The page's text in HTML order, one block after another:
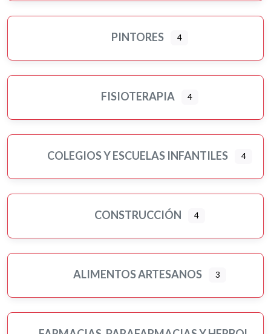
PINTORES 4
FISIOTERAPIA 4
COLEGIOS Y ESCUELAS INFANTILES 4
CONSTRUCCIÓN 4
ALIMENTOS ARTESANOS 3